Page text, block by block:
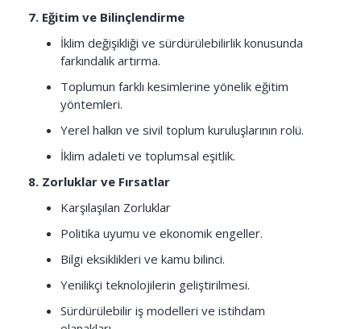
7. Eğitim ve Bilinçlendirme
İklim değişikliği ve sürdürülebilirlik konusunda
farkındalık artırma.
Toplumun farklı kesimlerine yönelik eğitim
yöntemleri.
Yerel halkın ve sivil toplum kuruluşlarının rolü.
İklim adaleti ve toplumsal eşitlik.
8. Zorluklar ve Fırsatlar
Karşılaşılan Zorluklar
Politika uyumu ve ekonomik engeller.
Bilgi eksiklikleri ve kamu bilinci.
Yenilikçi teknolojilerin geliştirilmesi.
Sürdürülebilir iş modelleri ve istihdam